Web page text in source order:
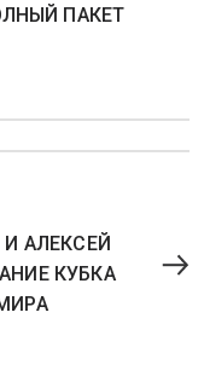
ПАКЕТ
АЛЕКСЕЙ
КУБКА